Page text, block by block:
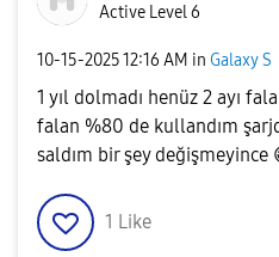
Active Level 6
‎10-15-202512:16 AM in Galaxy S
1 yıl dolmadı henüz 2 ayı
falan %80 de kullandım
saldım bir şey değişmeyince
1 Like